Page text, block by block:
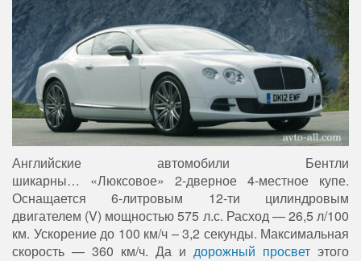
Английские автомобили Бентли
шикарны… «Люксовое» 2-дверное 4-местное купе.
Оснащается 6-литровым 12-ти цилиндровым
двигателем (V) мощностью 575 л.с. Расход — 26,5 л/100
км. Ускорение до 100 км/ч – 3,2 секунды. Максимальная
скорость — 360 км/ч. Да и дорожный просвет этого